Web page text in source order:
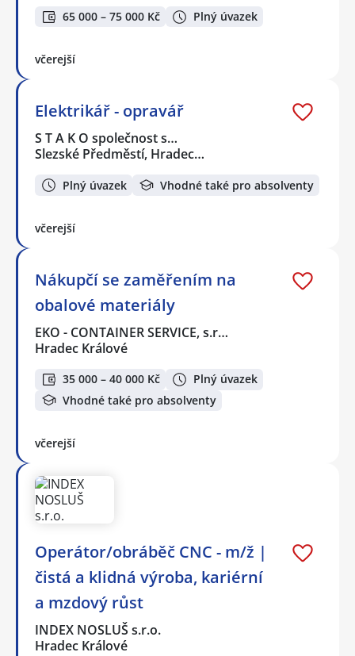
65 000 – 75 000 Kč Plný úvazek
včerejší
Elektrikář - opravář
S T A K O společnost s…
Slezské Předměstí, Hradec…
Plný úvazek Vhodné také pro absolventy
včerejší
Nákupčí se zaměřením na
obalové materiály
EKO - CONTAINER SERVICE, s.r…
Hradec Králové
35 000 – 40 000 Kč
Plný úvazek
Vhodné také pro absolventy
včerejší
Operátor/obráběč CNC - m/ž |
čistá a klidná výroba, kariérní
a mzdový růst
INDEX NOSLUŠ s.r.o.
Hradec Králové